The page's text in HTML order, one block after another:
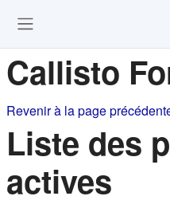
Callisto
Revenir à la page
Liste des
actives